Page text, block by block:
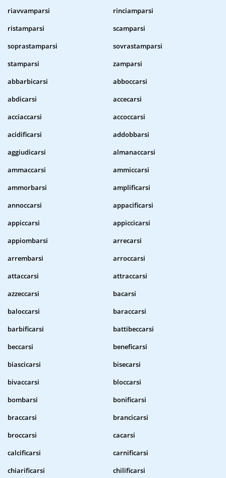
riavvamparsi
rinciamparsi
ristamparsi
scamparsi
soprastamparsi
sovrastamparsi
stamparsi
zamparsi
abbarbicarsi
abboccarsi
abdicarsi
accecarsi
acciaccarsi
accoccarsi
acidificarsi
addobbarsi
aggiudicarsi
almanaccarsi
ammaccarsi
ammiccarsi
ammorbarsi
amplificarsi
annoccarsi
appacificarsi
appiccarsi
appiccicarsi
appiombarsi
arrecarsi
arrembarsi
arroccarsi
attaccarsi
attraccarsi
azzeccarsi
bacarsi
baloccarsi
baraccarsi
barbificarsi
battibeccarsi
beccarsi
beneficarsi
biascicarsi
bisecarsi
bivaccarsi
bloccarsi
bombarsi
bonificarsi
braccarsi
brancicarsi
broccarsi
cacarsi
calcificarsi
carnificarsi
chiarificarsi
chilificarsi